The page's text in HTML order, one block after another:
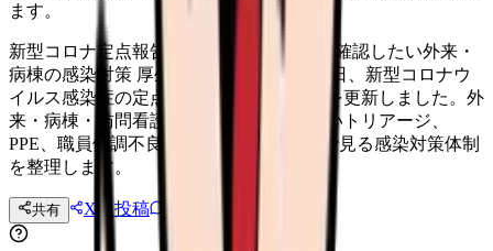
ます。
新型コロナ定点報告更新。看護師が6月に確認したい外来・
病棟の感染対策 厚生労働省は2026年6月5日、新型コロナウ
イルス感染症の定点当たり報告数の推移を更新しました。外
来・病棟・訪問看護で看護師が確認したいトリアージ、
PPE、職員体調不良時の出勤判断、面接で見る感染対策体制
を整理します。
共有 Xに投稿 LINE